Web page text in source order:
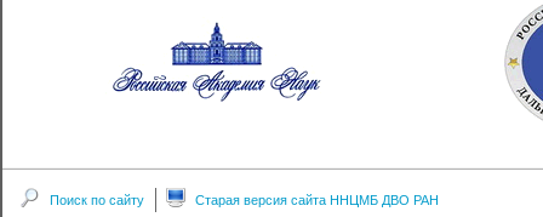
Поиск по сайту Старая версия сайта ННЦМБ ДВО РАН